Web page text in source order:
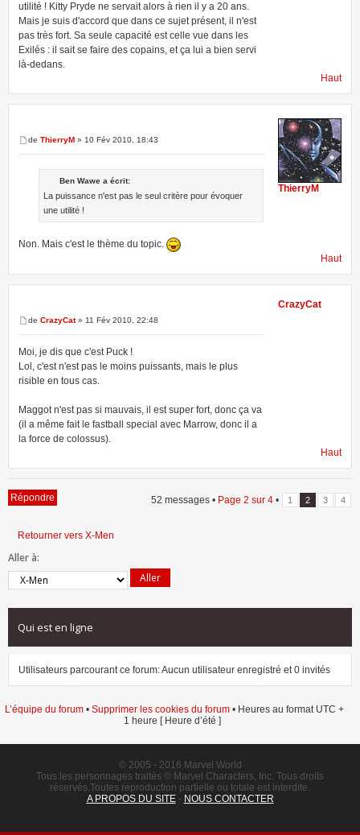
utilité ! Kitty Pryde ne servait alors à rien il y a 20 ans.
Mais je suis d'accord que dans ce sujet présent, il n'est
pas très fort. Sa seule capacité est celle vue dans les
Exilés : il sait se faire des copains, et ça lui a bien servi
là-dedans.
Haut
de ThierryM » 10 Fév 2010, 18:43
Ben Wawe a écrit:
La puissance n'est pas le seul critère pour évoquer
une utilité !
Non. Mais c'est le thème du topic.
ThierryM
Haut
de CrazyCat» 11 Fév 2010, 22:48
Moi, je dis que c'est Puck !
Lol, c'est n'est pas le moins puissants, mais le plus
risible en tous cas.
Maggot n'est pas si mauvais, il est super fort, donc ça va
(il a même fait le fastball special avec Marrow, donc il a
la force de colossus).
CrazyCat
Haut
Répondre 52 messages • Page 2 sur 4 • 1 2 3 4
Retourner vers X-Men
Aller à:
Qui est en ligne
Utilisateurs parcourant ce forum: Aucun utilisateur enregistré et 0 invités
L’équipe du forum• Supprimer les cookies du forum• Heures au format UTC +
1 heure [ Heure d’été ]
© 2005 - 2016 Marvel World
Tous les personnages traités © Marvel Characters, Inc. Tous droits
réservés.Toutes reproduction partielle ou totale est interdite.
A PROPOS DU SITE- NOUS CONTACTER